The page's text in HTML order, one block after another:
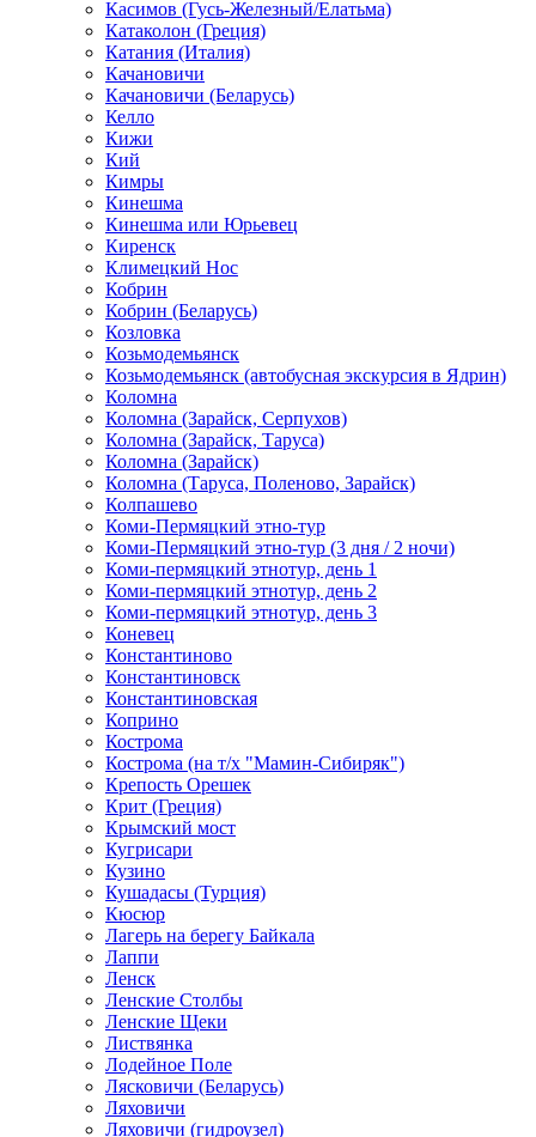
Касимов (Гусь-Железный/Елатьма)
Катаколон (Греция)
Катания (Италия)
Качановичи
Качановичи (Беларусь)
Келло
Кижи
Кий
Кимры
Кинешма
Кинешма или Юрьевец
Киренск
Климецкий Нос
Кобрин
Кобрин (Беларусь)
Козловка
Козьмодемьянск
Козьмодемьянск (автобусная экскурсия в Ядрин)
Коломна
Коломна (Зарайск, Серпухов)
Коломна (Зарайск, Таруса)
Коломна (Зарайск)
Коломна (Таруса, Поленово, Зарайск)
Колпашево
Коми-Пермяцкий этно-тур
Коми-Пермяцкий этно-тур (3 дня / 2 ночи)
Коми-пермяцкий этнотур, день 1
Коми-пермяцкий этнотур, день 2
Коми-пермяцкий этнотур, день 3
Коневец
Константиново
Константиновск
Константиновская
Коприно
Кострома
Кострома (на т/х "Мамин-Сибиряк")
Крепость Орешек
Крит (Греция)
Крымский мост
Кугрисари
Кузино
Кушадасы (Турция)
Кюсюр
Лагерь на берегу Байкала
Лаппи
Ленск
Ленские Столбы
Ленские Щеки
Листвянка
Лодейное Поле
Лясковичи (Беларусь)
Ляховичи
Ляховичи (гидроузел)